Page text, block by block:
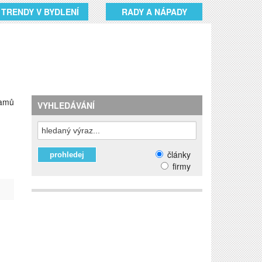
TRENDY V BYDLENÍ RADY A NÁPADY
VYHLEDÁVÁNÍ
články
firmy